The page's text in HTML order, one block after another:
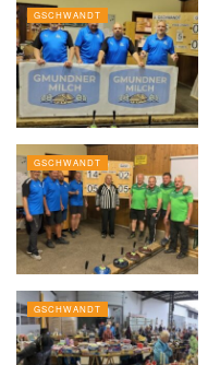
GSCHWANDT
GSCHWANDT
GSCHWANDT